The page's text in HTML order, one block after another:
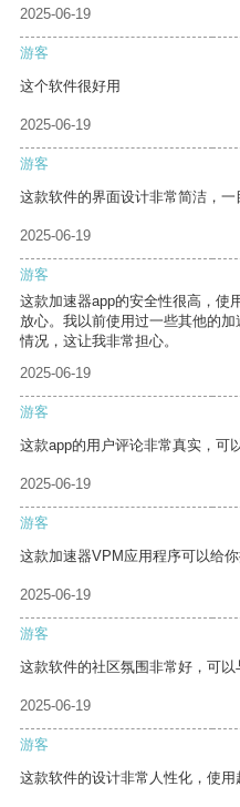
2025-06-19
游客
这个软件很好用
2025-06-19
游客
这款软件的界面设计非常简洁，一
2025-06-19
游客
这款加速器app的安全性很高，使
放心。我以前使用过一些其他的
情况，这让我非常担心。
2025-06-19
游客
这款app的用户评论非常真实，可
2025-06-19
游客
这款加速器VPM应用程序可以给
2025-06-19
游客
这款软件的社区氛围非常好，可以
2025-06-19
游客
这款软件的设计非常人性化，使用